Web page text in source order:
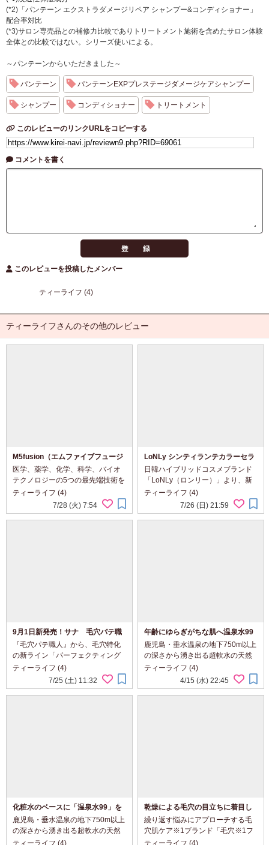
(*2)「パンテーン エクストラダメージリペア シャンプー&コンディショナー」
配合率対比
(*3)サロン専売品との補修力比較でありトリートメント施術を含めたサロン体験
全体との比較ではない。シリーズ使いによる。
～パンテーンからいただきました～
パンテーン パンテーンEXPプレステージダメージケアシャンプー
シャンプー コンディショナー トリートメント
このレビューのリンクURLをコピーする
コメントを書く
このレビューを投稿したメンバー
ティーライフ (4)
ティーライフさんのその他のレビュー
M5fusion（エムファイブフュージ
ョン）フェイスフィット クッショ
ンファンデ
医学、薬学、化学、科学、バイオ
テクノロジーの5つの最先端技術を
融合させた、革新的なメイクアッ
プ製品で肌の生理学と科学に基づ
き開発され、さまざまなメイク悩
ティーライフ (4)
7/28 (火) 7:54
LoNLy シンティランテカラーセラ
ム オヴンケ＆シンティランテハイ
ライトセラム オヴンケ
日韓ハイブリッドコスメブランド
「LoNLy（ロンリー）」より、新
感覚のチークセラムとハイライト
が新登場したという事で興味津々
で使ってみました 【シンティラン
ティーライフ (4)
7/26 (日) 21:59
9月1日新発売！サナ 毛穴パテ職
人 パーフェクティングベース＆
パーフェクティングパウダー
『毛穴パテ職人』から、毛穴特化
の新ライン「パーフェクティング
シリーズ」が誕生 そこで今回は
「パーフェクティング」シリーズ
より2026年9月1日に発売となる
ティーライフ (4)
7/25 (土) 11:32
年齢にゆらぎがちな肌へ温泉水99
と 自然由来成分がアプローチ
♪NUCCA+セラム
鹿児島・垂水温泉の地下750m以上
の深さから湧き出る超軟水の天然
温泉水「温泉水99」をベースに日
本の自然の力を活かした無添加ス
キンケアシリーズ＜NUCCA＋（ヌ
ティーライフ (4)
4/15 (水) 22:45
化粧水のベースに「温泉水99」を
使用♪NUCCA+ローション
鹿児島・垂水温泉の地下750m以上
の深さから湧き出る超軟水の天然
温泉水「温泉水99」をベースに日
ティーライフ (4)
乾燥による毛穴の目立ちに着目し
た乾燥肌向け美容液♪毛穴フォーカ
ス ダブルケアセラムRT
繰り返す悩みにアプローチする毛
穴肌ケア※1ブランド「毛穴※1フ
ォーカス」から、乾燥肌用美容液
ティーライフ (4)